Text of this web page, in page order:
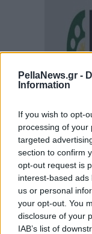
PellaNews.gr -
Information
If you wish to opt-
processing of your
targeted
section to confirm
opt-out request is
interest-based
us or personal
your opt-out. You
disclosure of your
IAB’s list of